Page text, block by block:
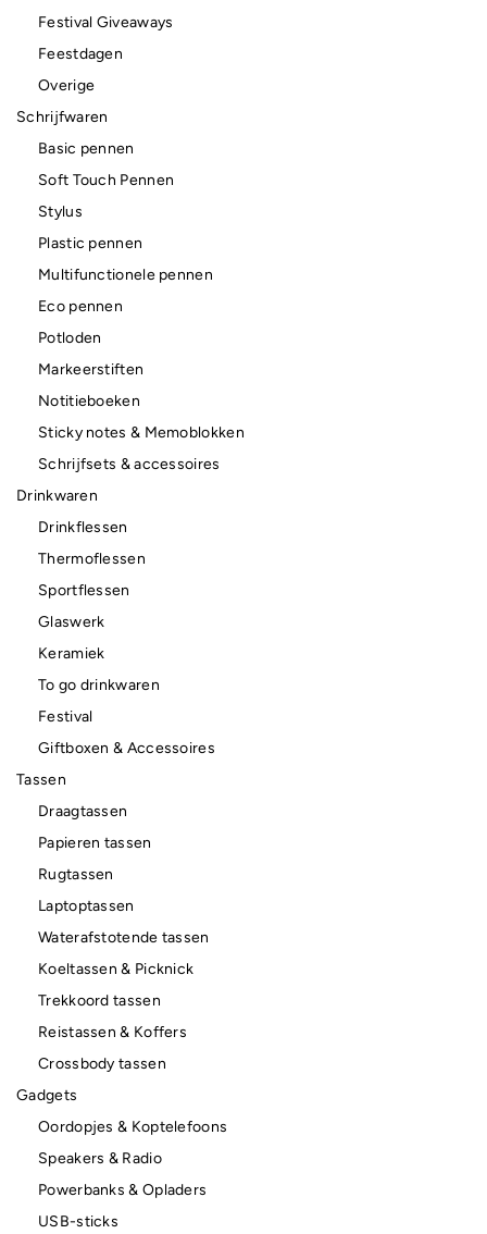
Festival Giveaways
Feestdagen
Overige
Schrijfwaren
Basic pennen
Soft Touch Pennen
Stylus
Plastic pennen
Multifunctionele pennen
Eco pennen
Potloden
Markeerstiften
Notitieboeken
Sticky notes & Memoblokken
Schrijfsets & accessoires
Drinkwaren
Drinkflessen
Thermoflessen
Sportflessen
Glaswerk
Keramiek
To go drinkwaren
Festival
Giftboxen & Accessoires
Tassen
Draagtassen
Papieren tassen
Rugtassen
Laptoptassen
Waterafstotende tassen
Koeltassen & Picknick
Trekkoord tassen
Reistassen & Koffers
Crossbody tassen
Gadgets
Oordopjes & Koptelefoons
Speakers & Radio
Powerbanks & Opladers
USB-sticks